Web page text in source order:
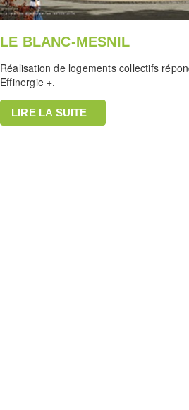
LE BLANC-MESNIL
Réalisation de logements collectifs
Effinergie +.
LIRE LA SUITE